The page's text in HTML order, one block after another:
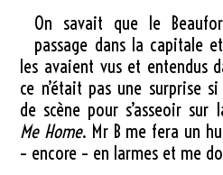
On savait que le
passage dans la capitale
les avaient vus et entendus
ce n’était pas une surprise
de scène pour s’asseoir sur
Me Home. Mr B me fera un
– encore – en larmes et me